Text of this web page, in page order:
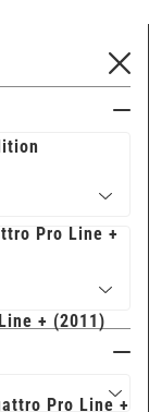
Pro Line +
+ (2011)
Pro Line +